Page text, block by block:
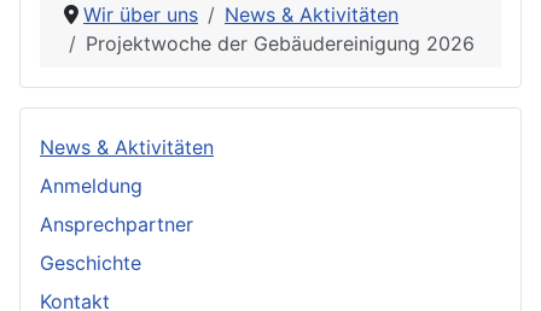
Wir über uns
News & Aktivitäten
Projektwoche der Gebäudereinigung 2026
News & Aktivitäten
Anmeldung
Ansprechpartner
Geschichte
Kontakt